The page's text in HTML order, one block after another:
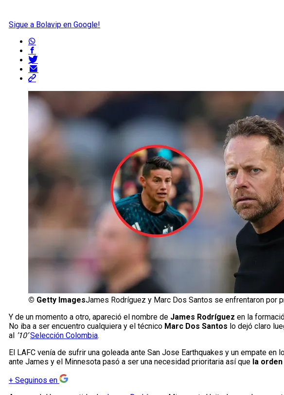
Sigue a Bolavip en Google!
© Getty ImagesJames Rodríguez y Marc Dos Santos se enfrentaron por
Y de un momento a otro, apareció el nombre de James Rodríguez en la
No iba a ser encuentro cualquiera y el técnico Marc Dos Santos lo dejó claro
al ’10’ Selección Colombia.
El LAFC venía de sufrir una goleada ante San Jose Earthquakes y un empate
ante James y el Minnesota pasó a ser una necesidad prioritaria así que la
+ Seguinos en